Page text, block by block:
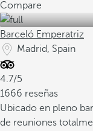
Compare
Barceló Emperatriz
Madrid, Spain
4.7/5
1666 reseñas
Ubicado en pleno
de reuniones